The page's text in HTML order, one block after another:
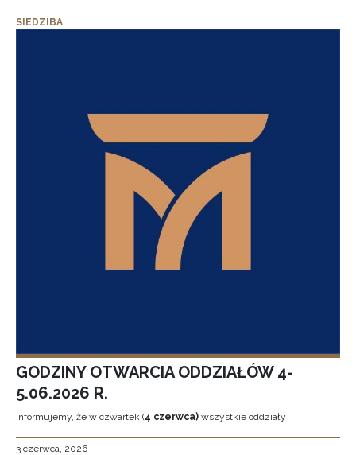
SIEDZIBA
GODZINY OTWARCIA ODDZIAŁÓW 4-
5.06.2026 R.
Informujemy, że w czwartek (4 czerwca) wszystkie oddziały
3 czerwca, 2026